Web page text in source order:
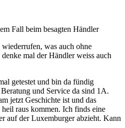
Fall beim besagten Händler
was auch ohne
mal der Händler weiss auch
getestet und bin da fündig
und Service da sind 1A.
jetzt Geschichte ist und das
raus kommen. Ich finds eine
auf der Luxemburger abzieht. Kann